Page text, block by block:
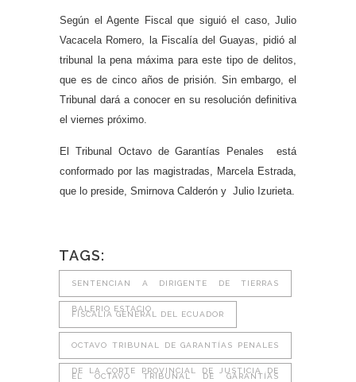
Según el Agente Fiscal que siguió el caso, Julio
Vacacela Romero, la Fiscalía del Guayas, pidió al
tribunal la pena máxima para este tipo de delitos,
que es de cinco años de prisión. Sin embargo, el
Tribunal dará a conocer en su resolución definitiva
el viernes próximo.
El Tribunal Octavo de Garantías Penales está
conformado por las magistradas, Marcela Estrada,
que lo preside, Smirnova Calderón y Julio Izurieta.
TAGS:
SENTENCIAN A DIRIGENTE DE TIERRAS
BALERIO ESTACIO
FISCALIA GENERAL DEL ECUADOR
OCTAVO TRIBUNAL DE GARANTÍAS PENALES
DE LA CORTE PROVINCIAL DE JUSTICIA DE
EL OCTAVO TRIBUNAL DE GARANTÍAS